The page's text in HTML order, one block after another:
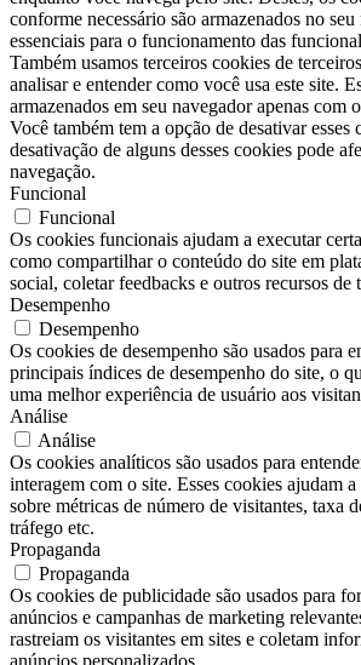
conforme necessário são armazenados no
essenciais para o funcionamento das
Também usamos terceiros cookies de
analisar e entender como você usa este site.
armazenados em seu navegador apenas com
Você também tem a opção de desativar esses
desativação de alguns desses cookies pode
navegação.
Funcional
Funcional
Os cookies funcionais ajudam a executar
como compartilhar o conteúdo do site em
social, coletar feedbacks e outros recursos de
Desempenho
Desempenho
Os cookies de desempenho são usados ​​para
principais índices de desempenho do site, o
uma melhor experiência de usuário aos
Análise
Análise
Os cookies analíticos são usados ​​para
interagem com o site. Esses cookies ajudam
sobre métricas de número de visitantes, taxa
tráfego etc.
Propaganda
Propaganda
Os cookies de publicidade são usados ​​para
anúncios e campanhas de marketing
rastreiam os visitantes em sites e coletam